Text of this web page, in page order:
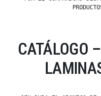
CATÁLOGO